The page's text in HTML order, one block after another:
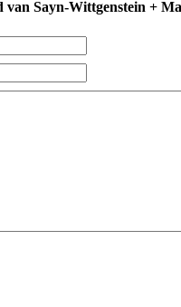
Sayn-Wittgenstein +